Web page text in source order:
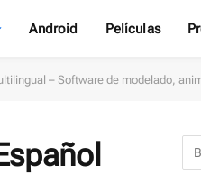
Android Películas
– Software de modelado,